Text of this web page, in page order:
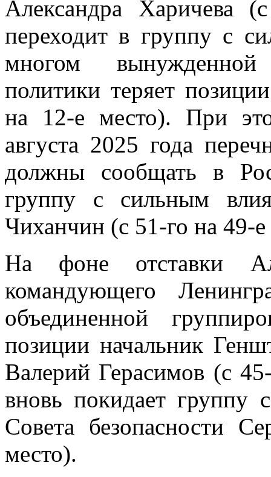
Александра Харичева
переходит в группу с
многом вынужденной
политики теряет
на 12-е место). При
августа 2025 года
должны сообщать в
группу с сильным
Чиханчин (с 51-го на 49-
На фоне отставки
командующего
объединенной
позиции начальник
Валерий Герасимов (с
вновь покидает группу
Совета безопасности
место).